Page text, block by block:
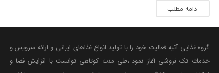
ادامه مطلب
گروه غذایی آتیه فعالیت خود را با تولید انواع غذاهای ایرانی و ارائه سرویس و
خدمات تک فروشی آغاز نمود ،طی مدت کوتاهی توانست با افزایش فضا و